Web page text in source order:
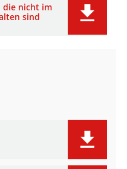
die nicht im
sind